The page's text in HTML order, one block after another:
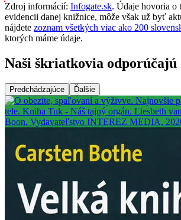
Zdroj informácií: Infogate.sk. Údaje hovoria o
evidencii danej knižnice, môže však už byť
nájdete zoznam všetkých viac ako 200
ktorých máme údaje.
Naši škriatkovia odporúčajú
Predchádzajúce Ďalšie